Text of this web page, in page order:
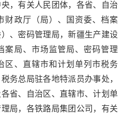
，有关人民团体，各省、自治
财政厅（局）、国资委、档案
、密码管理局，新疆生产建设
案局、市场监管局、密码管理
区、直辖市和计划单列市税务
务总局驻各地特派员办事处，
省、自治区、直辖市、计划单
局，各铁路局集团公司，有关